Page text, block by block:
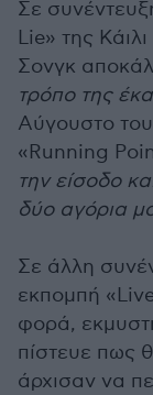
Σε
Lie» της
Σονγκ
τρόπο της
Αύγουστο
«Running
την είσοδο
δύο αγόρια
Σε άλλη
εκπομπή
φορά,
πίστευε πως
άρχισαν να